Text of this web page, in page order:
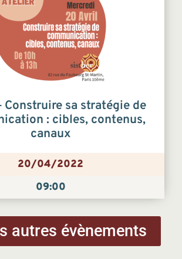
Construire sa stratégie de
: cibles, contenus,
canaux
20/04/2022
09:00
autres évènements